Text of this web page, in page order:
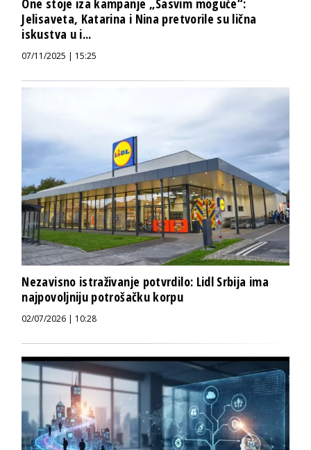
One stoje iza kampanje „Sasvim moguće“:
Jelisaveta, Katarina i Nina pretvorile su lična
iskustva u i...
07/11/2025 | 15:25
Nezavisno istraživanje potvrdilo: Lidl Srbija ima
najpovoljniju potrošačku korpu
02/07/2026 | 10:28